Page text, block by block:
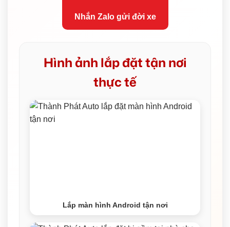
Nhắn Zalo gửi đời xe
Hình ảnh lắp đặt tận nơi
thực tế
Lắp màn hình Android tận nơi